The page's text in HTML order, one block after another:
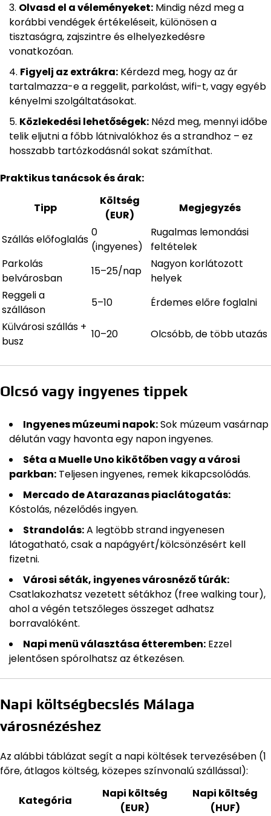
Olvasd el a véleményeket: Mindig nézd meg a
korábbi vendégek értékeléseit, különösen a
tisztaságra, zajszintre és elhelyezkedésre
vonatkozóan.
Figyelj az extrákra: Kérdezd meg, hogy az ár
tartalmazza-e a reggelit, parkolást, wifi-t, vagy egyéb
kényelmi szolgáltatásokat.
Közlekedési lehetőségek: Nézd meg, mennyi időbe
telik eljutni a főbb látnivalókhoz és a strandhoz – ez
hosszabb tartózkodásnál sokat számíthat.
Praktikus tanácsok és árak:
Tipp
Költség
(EUR)
Megjegyzés
Szállás előfoglalás
0
(ingyenes)
Rugalmas lemondási
feltételek
Parkolás
belvárosban
15–25/nap
Nagyon korlátozott
helyek
Reggeli a
szálláson
5–10
Érdemes előre foglalni
Külvárosi szállás +
busz
10–20 Olcsóbb, de több utazás
Olcsó vagy ingyenes tippek
Ingyenes múzeumi napok:Sok múzeum vasárnap
délután vagy havonta egy napon ingyenes.
Séta a Muelle Uno kikötőben vagy a városi
parkban: Teljesen ingyenes, remek kikapcsolódás.
Mercado de Atarazanas piaclátogatás:
Kóstolás, nézelődés ingyen.
Strandolás:A legtöbb strand ingyenesen
látogatható, csak a napágyért/kölcsönzésért kell
fizetni.
Városi séták, ingyenes városnéző túrák:
Csatlakozhatsz vezetett sétákhoz (free walking tour),
ahol a végén tetszőleges összeget adhatsz
borravalóként.
Napi menü választása étteremben: Ezzel
jelentősen spórolhatsz az étkezésen.
Napi költségbecslés Málaga
városnézéshez
Az alábbi táblázat segít a napi költések tervezésében (1
főre, átlagos költség, közepes színvonalú szállással):
Kategória
Napi költség
(EUR)
Napi költség
(HUF)